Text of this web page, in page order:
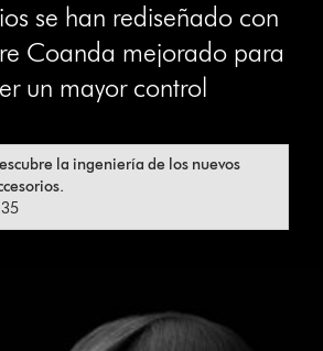
se han rediseñado con
Coanda mejorado para
un mayor control
la ingeniería de los nuevos